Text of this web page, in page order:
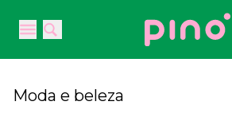
Open main menu
Open main menu
Your Company
Moda e beleza